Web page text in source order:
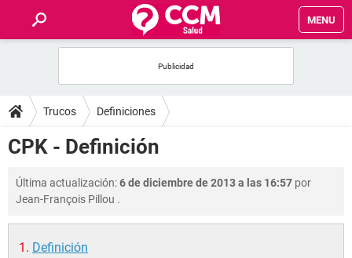
MENU
FOROS
SALUD
FAMILIA
NUTRICIÓN
Trucos Definiciones
CPK - Definición
Última actualización:6 de diciembre de 2013 a las 16:57 por
Jean-François Pillou .
Definición